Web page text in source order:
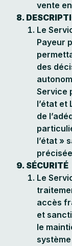
vente
8.
Le
Payeur
des
Service
l’état et
de
l’état »
9. SÉCURITÉ
Le
accès
et
le